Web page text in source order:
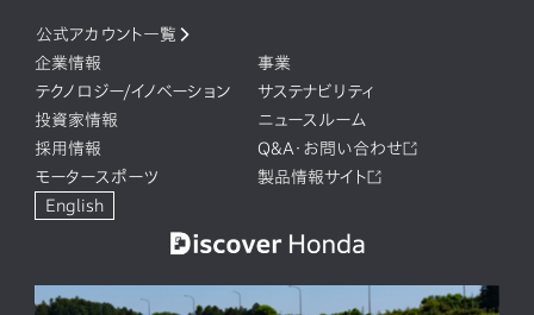
公式アカウント一覧
企業情報
事業
テクノロジー/イノベーション
サステナビリティ
投資家情報
ニュースルーム
採用情報
Q&A・お問い合わせ
モータースポーツ
製品情報サイト
English